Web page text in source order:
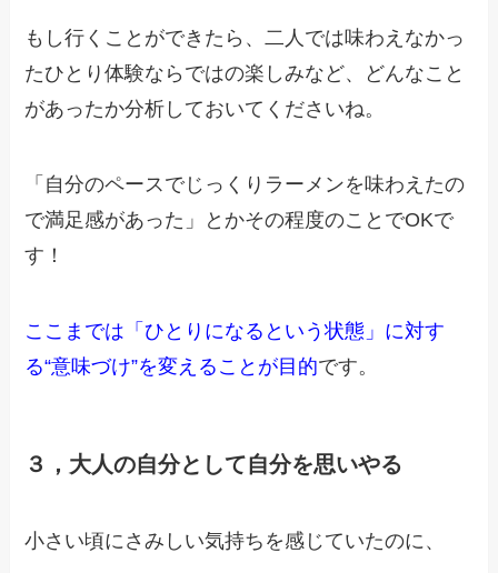
もし行くことができたら、二人では味わえなかっ
たひとり体験ならではの楽しみなど、
どんなこと
があったか分析しておいてくださいね。
「自分のペースでじっくりラーメンを味わえたの
で満足感があった」とかその程度のことでOKで
す！
ここまでは 「ひとりになるという状態」に対す
る“意味づけ”を変えることが目的です。
３， 大人の自分として自分を思いやる
小さい頃にさみしい気持ちを感じていたのに、